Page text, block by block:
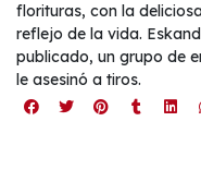
florituras, con la
reflejo de la vida.
publicado, un grupo de
le asesinó a tiros.